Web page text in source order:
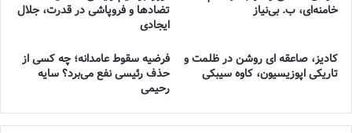
خامنه‌ای، ب. بی‌نیاز
تضادها و فروپاشی در قدرت، جلال
ایجادی
کادیز، صاعقه ای روشن در ظلمت و
تاریکی اپوزیسیون، کاوه سیبکی
فرضیه سقوط عامدانه؛ چه کسی از
حذف رئیسی نفع می‌برد؟ سایه
رحیمی